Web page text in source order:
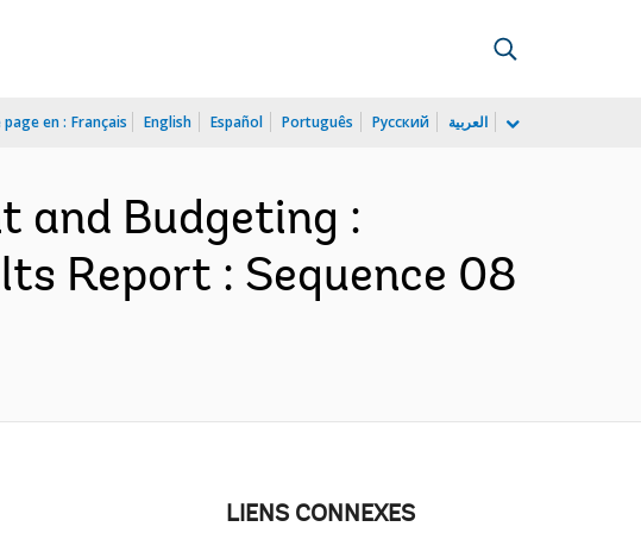
en : Français English Español Português Русский العربية
and Budgeting :
Report : Sequence 08
LIENS CONNEXES